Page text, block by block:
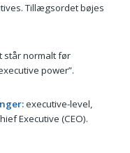
Tillægsordet bøjes
normalt før
power”.
executive-level,
Executive (CEO).